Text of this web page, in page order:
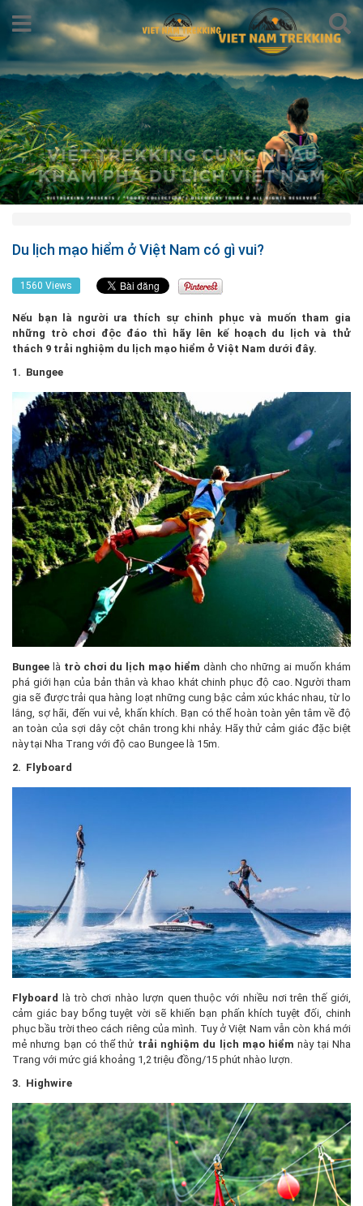
Du lịch mạo hiểm ở Việt Nam có gì vui?
1560 Views
Nếu bạn là người ưa thích sự chinh phục và muốn tham gia
những trò chơi độc đáo thì hãy lên kế hoạch du lịch và thử
thách 9 trải nghiệm du lịch mạo hiểm ở Việt Nam dưới đây.
1. Bungee
Bungee là trò chơi du lịch mạo hiểm dành cho những ai muốn khám
phá giới hạn của bản thân và khao khát chinh phục độ cao. Người tham
gia sẽ được trải qua hàng loạt những cung bậc cảm xúc khác nhau, từ lo
lắng, sợ hãi, đến vui vẻ, khấn khích. Bạn có thể hoàn toàn yên tâm về độ
an toàn của sợi dây cột chân trong khi nhảy. Hãy thử cảm giác đặc biệt
này tại Nha Trang với độ cao Bungee là 15m.
2. Flyboard
Flyboard
là trò chơi nhào lượn quen thuộc với nhiều nơi trên thế giới,
cảm giác bay bổng tuyệt vời sẽ khiến bạn phấn khích tuyệt đối, chinh
phục bầu trời theo cách riêng của mình. Tuy ở Việt Nam vẫn còn khá mới
mẻ nhưng bạn có thể thử trải nghiệm du lịch mạo hiểm này tại Nha
Trang với mức giá khoảng 1,2 triệu đồng/15 phút nhào lượn.
3. Highwire